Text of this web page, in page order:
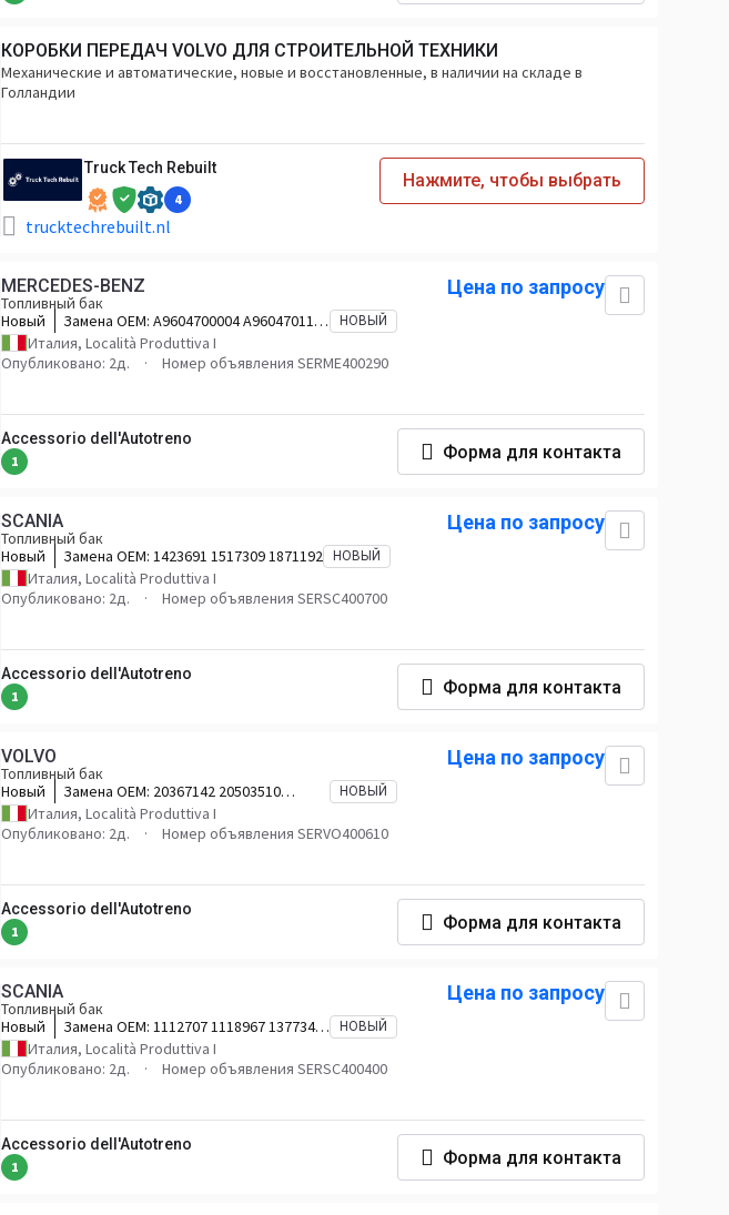
КОРОБКИ ПЕРЕДАЧ VOLVO ДЛЯ СТРОИТЕЛЬНОЙ ТЕХНИКИ
Механические и автоматические, новые и восстановленные, в наличии на складе в
Голландии
Truck Tech Rebuilt
4
trucktechrebuilt.nl
Нажмите, чтобы выбрать
MERCEDES-BENZ
Топливный бак
Новый
Замена OEM: A9604700004 A9604701103
A9604701603 A9604702104 A9604704102
A9604704902 A9604707102 A9604709402
НОВЫЙ
Италия, Località Produttiva I
Опубликовано: 2д.
Номер объявления SERME400290
Цена по запросу
Accessorio dell'Autotreno
1 Форма для контакта
SCANIA
Топливный бак
Новый
Замена OEM: 1423691 1517309 1871192 НОВЫЙ
Италия, Località Produttiva I
Опубликовано: 2д.
Номер объявления SERSC400700
Цена по запросу
Accessorio dell'Autotreno
1 Форма для контакта
VOLVO
Топливный бак
Новый
Замена OEM: 20367142 20503510
21516454
НОВЫЙ
Италия, Località Produttiva I
Опубликовано: 2д.
Номер объявления SERVO400610
Цена по запросу
Accessorio dell'Autotreno
1 Форма для контакта
SCANIA
Топливный бак
Новый
Замена OEM: 1112707 1118967 1377344
1430731 1515052 1544778 1878319
НОВЫЙ
Италия, Località Produttiva I
Опубликовано: 2д.
Номер объявления SERSC400400
Цена по запросу
Accessorio dell'Autotreno
1 Форма для контакта